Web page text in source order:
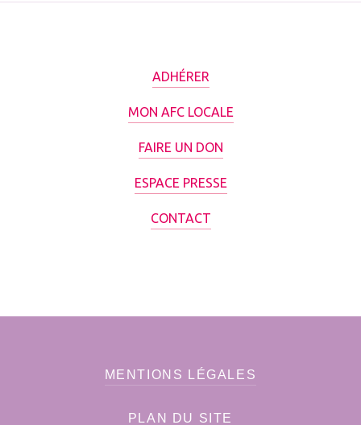
ADHÉRER
MON AFC LOCALE
FAIRE UN DON
ESPACE PRESSE
CONTACT
MENTIONS LÉGALES
PLAN DU SITE